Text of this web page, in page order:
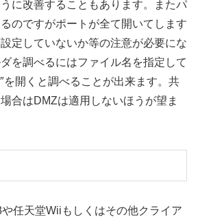
に改善することもあります。またパ
のですがポートが全て開いてします
定していないか等の注意が必要にな
を調べるにはファイル名を指定して
を開くと調べることが出来ます。共
合はDMZは適用しないほうが望ま
任天堂Wiiもしくはその他クライア